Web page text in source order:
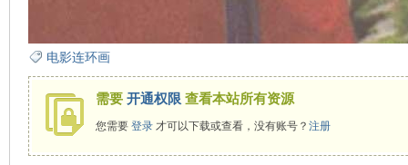
电影连环画
需要 开通权限 查看本站所有资源
您需要 登录才可以下载或查看，没有账号？ 注册